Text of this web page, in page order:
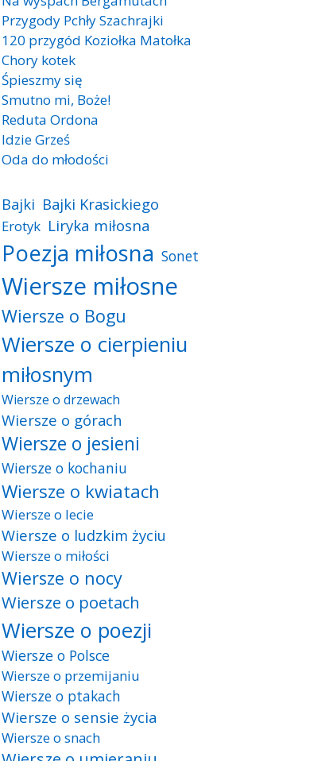
Przygody Pchły Szachrajki
120 przygód Koziołka Matołka
Chory kotek
Śpieszmy się
Smutno mi, Boże!
Reduta Ordona
Idzie Grześ
Oda do młodości
Bajki Bajki Krasickiego
Erotyk Liryka miłosna
Poezja miłosna Sonet
Wiersze miłosne
Wiersze o Bogu
Wiersze o cierpieniu
miłosnym
Wiersze o drzewach
Wiersze o górach
Wiersze o jesieni
Wiersze o kochaniu
Wiersze o kwiatach
Wiersze o lecie
Wiersze o ludzkim życiu
Wiersze o miłości
Wiersze o nocy
Wiersze o poetach
Wiersze o poezji
Wiersze o Polsce
Wiersze o przemijaniu
Wiersze o ptakach
Wiersze o sensie życia
Wiersze o snach